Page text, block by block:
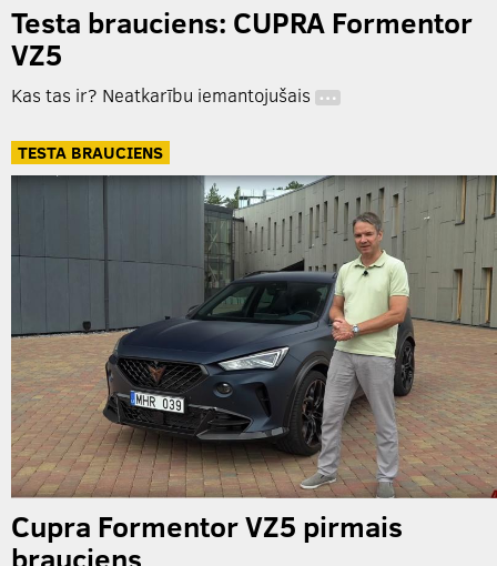
Testa brauciens: CUPRA Formentor
VZ5
Kas tas ir? Neatkarību iemantojušais …
TESTA BRAUCIENS
Cupra Formentor VZ5 pirmais
brauciens